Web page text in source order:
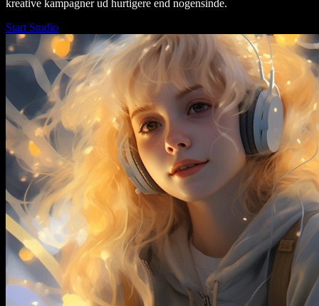
kreative kampagner ud hurtigere end nogensinde.
Start Studio